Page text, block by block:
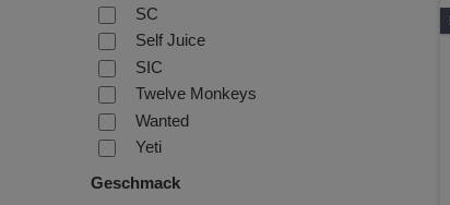
SC
Self Juice
SIC
Twelve Monkeys
Wanted
Yeti
Geschmack